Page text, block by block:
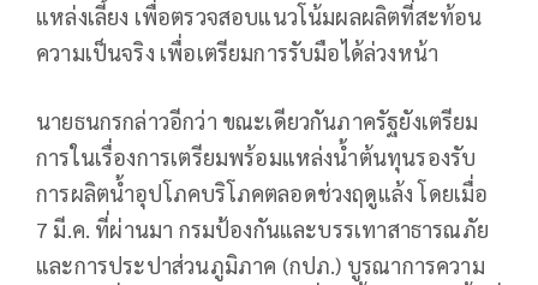
แหล่งเลี้ยง เพื่อตรวจสอบแนวโน้มผลผลิตที่สะท้อน
ความเป็นจริง เพื่อเตรียมการรับมือได้ล่วงหน้า
นายธนกรกล่าวอีกว่า ขณะเดียวกันภาครัฐยังเตรียม
การในเรื่องการเตรียมพร้อมแหล่งน้ำต้นทุนรองรับ
การผลิตน้ำอุปโภคบริโภคตลอดช่วงฤดูแล้ง โดยเมื่อ
7 มี.ค. ที่ผ่านมา กรมป้องกันและบรรเทาสาธารณภัย
และการประปาส่วนภูมิภาค (กปภ.) บูรณาการความ